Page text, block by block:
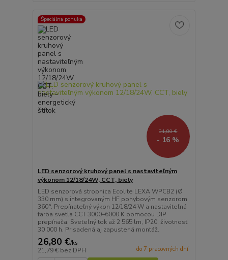
Špeciálna ponuka
31,80 €
- 16 %
LED senzorový kruhový panel s nastaviteľným
výkonom 12/18/24W, CCT, biely
LED senzorová stropnica Ecolite LEXA WPCB2 (Ø
330 mm) s integrovaným HF pohybovým senzorom
360°. Prepínateľný výkon 12/18/24 W a nastaviteľná
farba svetla CCT 3000–6000 K pomocou DIP
prepínača. Svetelný tok až 2 565 lm, IP20, životnosť
30 000 h. Prisadená aj zapustená montáž.
26,80 €/ks
21,79 € bez DPH do 7 pracovných dní